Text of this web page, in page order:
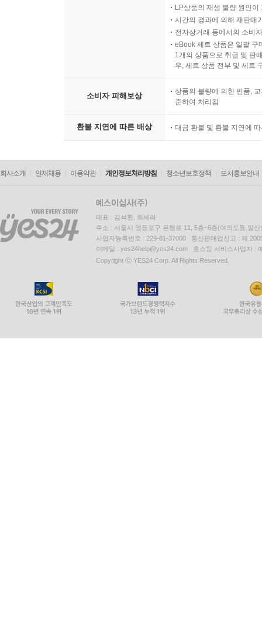
LP상품의 재생 불량 원인
시간의 경과에 의해 재판매
전자상거래 등에서의 소비
eBook 세트 상품은 일괄 구
1개의 상품으로 취급 및 판
우, 세트 상품 전부 및 세트
소비자 피해보상
상품의 불량에 의한 반품,
준하여 처리됨
환불 지연에 따른 배상 대금 환불 및 환불 지연에
회사소개 인재채용 이용약관 개인정보처리방침 청소년보호정책 도서홍보안내
대표 : 김석환, 최세라
주소 : 서울시 영등포구 은행로 11, 5층~6층(여의도동,일신
사업자등록번호 : 229-81-37000 통신판매업신고 : 제
이메일 : yes24help@yes24.com 호스팅 서비스사업자 :
Copyright ⓒ YES24 Corp. All Rights Reserved.